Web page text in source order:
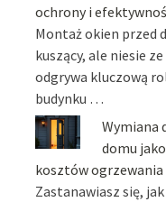
ochrony i
Montaż okien przed
kuszący, ale niesie
odgrywa kluczową
budynku …
Wymiana
domu
kosztów
Zastanawiasz się,